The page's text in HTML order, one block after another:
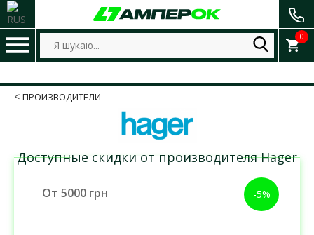
0
ПРОИЗВОДИТЕЛИ
Доступные скидки от производителя Hager
От 5000 грн -5%